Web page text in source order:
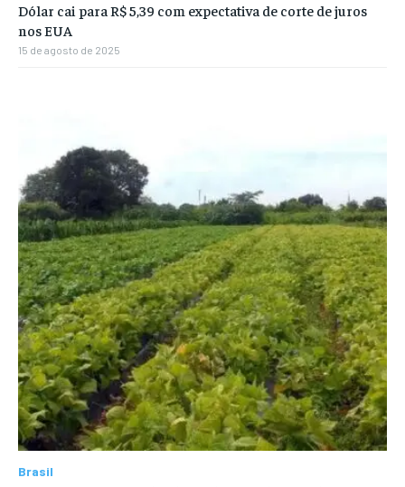
Dólar cai para R$ 5,39 com expectativa de corte de juros
nos EUA
15 de agosto de 2025
Brasil